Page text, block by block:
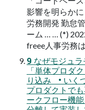
影響を明らか
労務開発 勤怠
ーム … … (*)
freee人事労務
9 なぜモジュ
「単体プロダ
り込み • いく
プロダクトで
ークフロー機